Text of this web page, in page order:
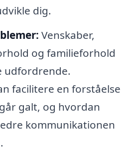
dig.
Venskaber,
og familieforhold
udfordrende.
facilitere en forståelse
galt, og hvordan
kommunikationen